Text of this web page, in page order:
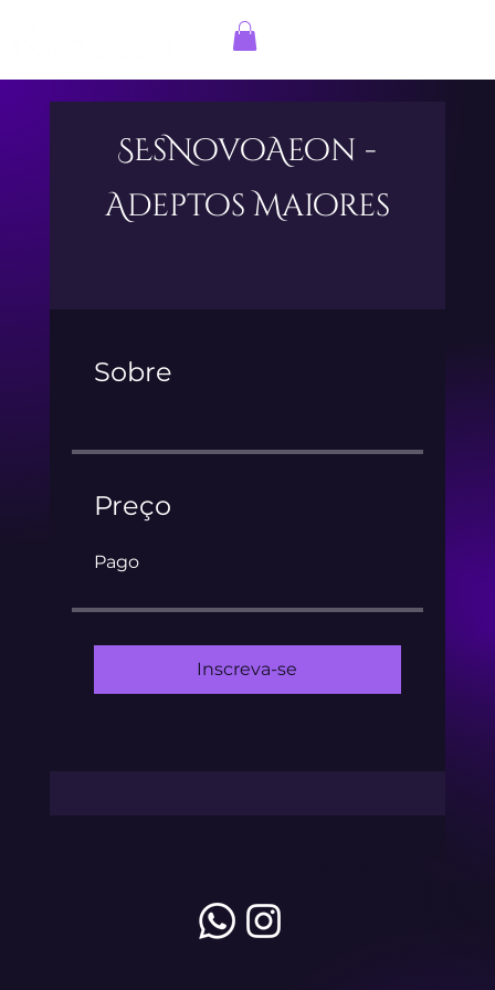
SEsNovoAeon -
Adeptos Maiores
Sobre
Preço
Pago
Inscreva-se